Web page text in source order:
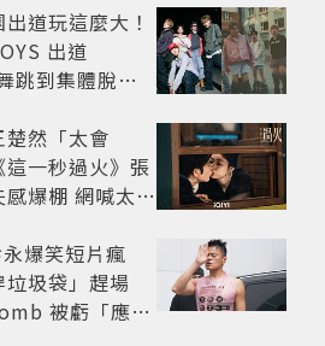
道玩這麼大！
出道
跳到集體脫
楚然「太會
這一秒過火》張
感爆棚 網喊太有
爆笑短片瘋
圾袋」趕場
被虧「應該